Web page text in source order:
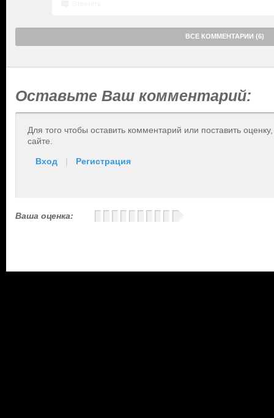
ВСЕ КОММЕНТАРИИ (6)
Оставьте Ваш комментарий:
Для того чтобы оставить комментарий или поставить
сайте.
Вход | Регистрация
Ваша оценка: